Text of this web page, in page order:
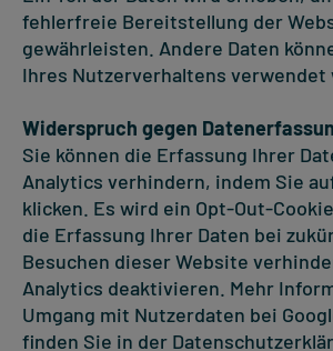
fehlerfreie Bereitstellung der
gewährleisten. Andere Daten
Ihres Nutzerverhaltens verwendet
Widerspruch gegen
Sie können die Erfassung Ihrer
Analytics verhindern, indem Sie
klicken. Es wird ein Opt-Out-
die Erfassung Ihrer Daten bei
Besuchen dieser Website
Analytics deaktivieren. Mehr
Umgang mit Nutzerdaten bei
finden Sie in der